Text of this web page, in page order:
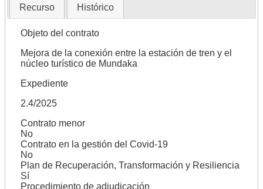
Recurso Histórico
Objeto del contrato
Mejora de la conexión entre la estación de tren y el
núcleo turístico de Mundaka
Expediente
2.4/2025
Contrato menor
No
Contrato en la gestión del Covid-19
No
Plan de Recuperación, Transformación y Resiliencia
Sí
Procedimiento de adjudicación